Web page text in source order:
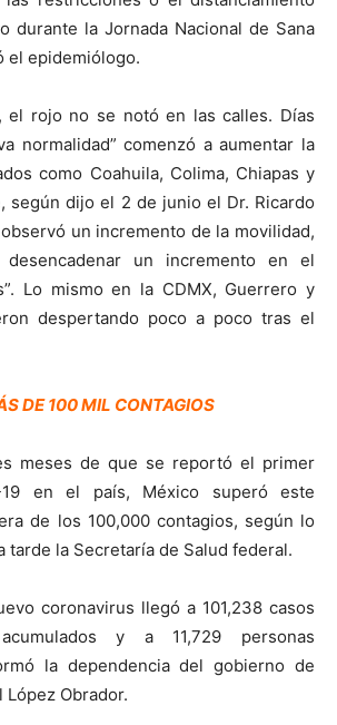
durante la Jornada Nacional de Sana
el epidemiólogo.
el rojo no se notó en las calles. Días
normalidad” comenzó a aumentar la
como Coahuila, Colima, Chiapas y
según dijo el 2 de junio el Dr. Ricardo
un incremento de la movilidad,
un incremento en el
Lo mismo en la CDMX, Guerrero y
despertando poco a poco tras el
DE 100 MIL CONTAGIOS
meses de que se reportó el primer
19 en el país, México superó este
de los 100,000 contagios, según lo
tarde la Secretaría de Salud federal.
coronavirus llegó a 101,238 casos
y a 11,729 personas
la dependencia del gobierno de
López Obrador.